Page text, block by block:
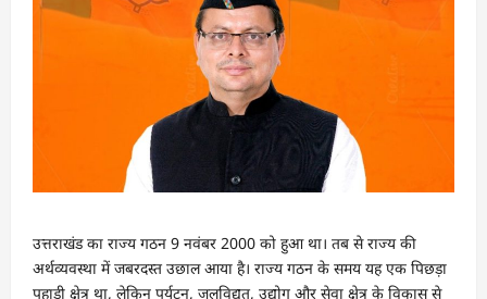
उत्तराखंड का राज्य गठन 9 नवंबर 2000 को हुआ था। तब से राज्य की
अर्थव्यवस्था में जबरदस्त उछाल आया है। राज्य गठन के समय यह एक पिछड़ा
पहाड़ी क्षेत्र था, लेकिन पर्यटन, जलविद्युत, उद्योग और सेवा क्षेत्र के विकास से